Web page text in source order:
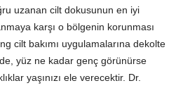
uzanan cilt dokusunun en iyi
karşı o bölgenin korunması
cilt bakımı uygulamalarına dekolte
yüz ne kadar genç görünürse
yaşınızı ele verecektir. Dr.